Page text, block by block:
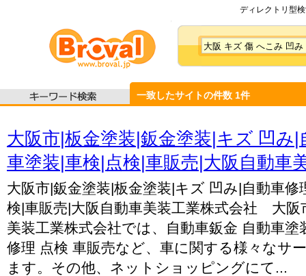
ディレクトリ型
一致したサイトの件数 1件
大阪市|板金塗装|鈑金塗装|キズ 凹み|
車塗装|車検|点検|車販売|大阪自動車
大阪市|鈑金塗装|板金塗装|キズ 凹み|自動車修
検|車販売|大阪自動車美装工業株式会社 大阪
美装工業株式会社では、自動車鈑金 自動車
修理 点検 車販売など、車に関する様々なサ
ます。その他、ネットショッピングにて...